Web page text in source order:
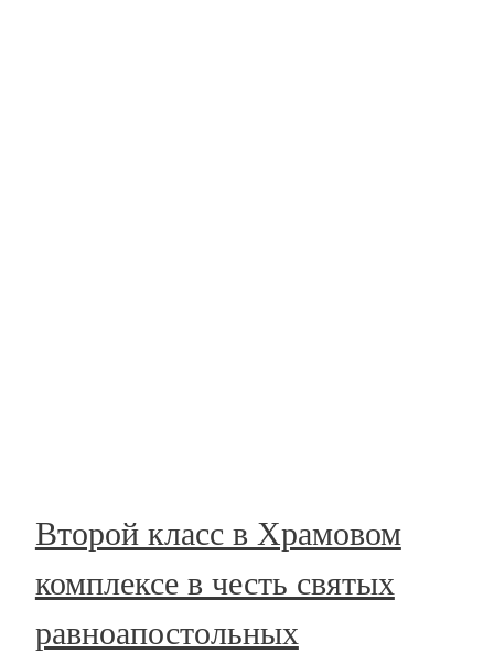
Второй класс в Храмовом
комплексе в честь святых
равноапостольных